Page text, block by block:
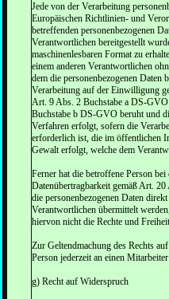
Jede von der Verarbeitung
Europäischen Richtlinien- und
betreffenden personenbezogenen
Verantwortlichen bereitgestellt
maschinenlesbaren Format zu
einem anderen Verantwortlichen
dem die personenbezogenen
Verarbeitung auf der Einwilligung
Art. 9 Abs. 2 Buchstabe a DS-
Buchstabe b DS-GVO beruht und
Verfahren erfolgt, sofern die
erforderlich ist, die im öffentlichen
Gewalt erfolgt, welche dem
Ferner hat die betroffene Person
Datenübertragbarkeit gemäß Art.
die personenbezogenen Daten
Verantwortlichen übermittelt
hiervon nicht die Rechte und
Zur Geltendmachung des Rechts
Person jederzeit an einen
g) Recht auf Widerspruch